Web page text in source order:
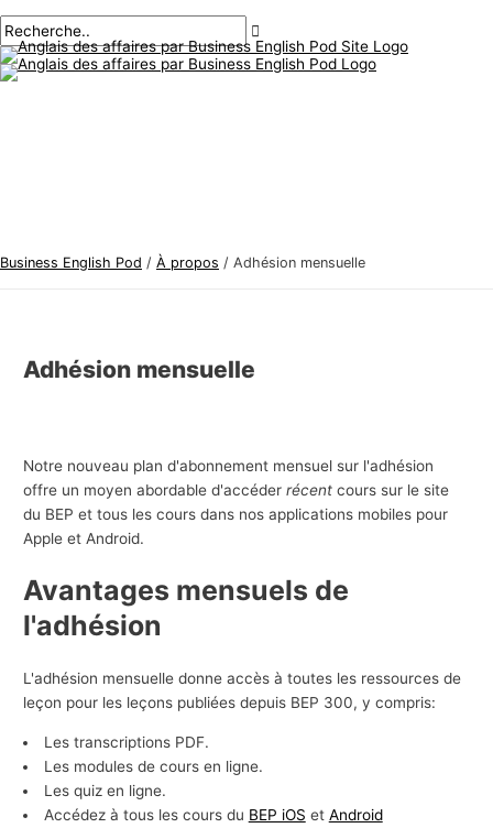
au
contenu
principal
Business English Pod / À propos / Adhésion mensuelle
Adhésion mensuelle
Notre nouveau plan d'abonnement mensuel sur l'adhésion
offre un moyen abordable d'accéderrécent cours sur le site
du BEP et tous les cours dans nos applications mobiles pour
Apple et Android.
Avantages mensuels de
l'adhésion
L'adhésion mensuelle donne accès à toutes les ressources de
leçon pour les leçons publiées depuis BEP 300, y compris:
Les transcriptions PDF.
Les modules de cours en ligne.
Les quiz en ligne.
Accédez à tous les cours du BEP iOS et Android
S
u
j
a
d
e
s
a
a
r
R
e
c